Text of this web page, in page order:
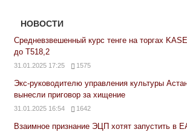
НОВОСТИ
Средневзвешенный курс тенге на торгах
до Т518,2
31.01.2025 17:25 1575
Экс-руководителю управления культуры
вынесли приговор за хищение
31.01.2025 16:54 1642
Взаимное признание ЭЦП хотят запустить в